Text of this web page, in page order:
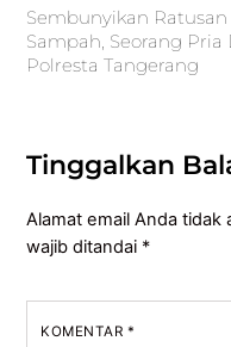
Sembunyikan
Sampah, Seorang Pria
Polresta Tangerang
Tinggalkan
Alamat email Anda tidak
wajib ditandai *
KOMENTAR *